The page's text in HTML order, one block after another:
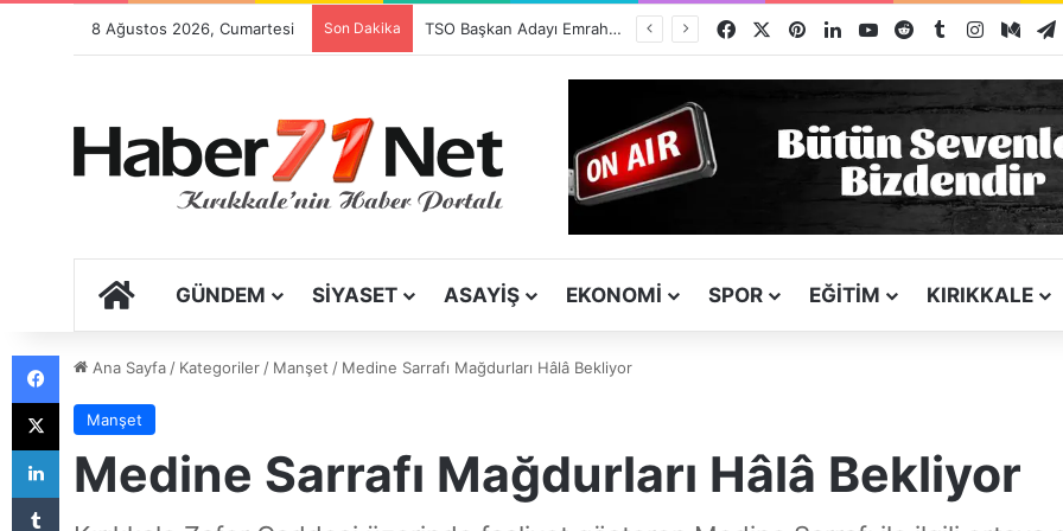
8 Ağustos 2026, Cumartesi Son Dakika Festival Sancısı Facebook PinterestLinkedInYouTubeRedditTumblrInstagram
ANA SAYFA
GÜNDEM SIYASET ASAYIŞ EKONOMI SPOR EĞITIM KIRIKKALE
Ana Sayfa/ Kategoriler/ Manşet / Medine Sarrafı Mağdurları Hâlâ Bekliyor
Manşet
Medine Sarrafı Mağdurları Hâlâ Bekliyor
Tumblr